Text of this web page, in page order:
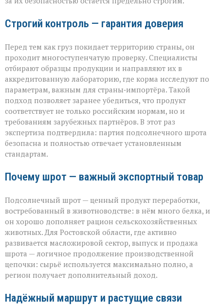
Строгий контроль — гарантия доверия
Перед тем как груз покидает территорию страны, он
проходит многоступенчатую проверку. Специалисты
отбирают образцы продукции и направляют их в
аккредитованную лабораторию, где корма исследуют по
параметрам, важным для страны‑импортёра. Такой
подход позволяет заранее убедиться, что продукт
соответствует не только российским нормам, но и
требованиям зарубежных партнёров. В этот раз
экспертиза подтвердила: партия подсолнечного шрота
безопасна и полностью отвечает установленным
стандартам.
Почему шрот — важный экспортный товар
Подсолнечный шрот — ценный продукт переработки,
востребованный в животноводстве: в нём много белка, и
он хорошо дополняет рацион сельскохозяйственных
животных. Для Ростовской области, где активно
развивается масложировой сектор, выпуск и продажа
шрота — логичное продолжение производственной
цепочки: сырьё используется максимально полно, а
регион получает дополнительный доход.
Надёжный маршрут и растущие связи